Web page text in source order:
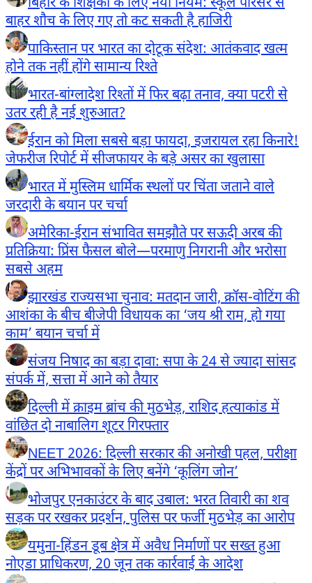
बाहर शौच के लिए गए तो कट सकती है हाजिरी
पाकिस्तान पर भारत का दोटूक संदेश: आतंकवाद खत्म
होने तक नहीं होंगे सामान्य रिश्ते
भारत-बांग्लादेश रिश्तों में फिर बढ़ा तनाव, क्या पटरी से
उतर रही है नई शुरुआत?
ईरान को मिला सबसे बड़ा फायदा, इजरायल रहा किनारे!
जेफरीज रिपोर्ट में सीजफायर के बड़े असर का खुलासा
भारत में मुस्लिम धार्मिक स्थलों पर चिंता जताने वाले
जरदारी के बयान पर चर्चा
अमेरिका-ईरान संभावित समझौते पर सऊदी अरब की
प्रतिक्रिया: प्रिंस फैसल बोले—परमाणु निगरानी और भरोसा
सबसे अहम
झारखंड राज्यसभा चुनाव: मतदान जारी, क्रॉस-वोटिंग की
आशंका के बीच बीजेपी विधायक का ‘जय श्री राम, हो गया
काम’ बयान चर्चा में
संजय निषाद का बड़ा दावा: सपा के 24 से ज्यादा सांसद
संपर्क में, सत्ता में आने को तैयार
दिल्ली में क्राइम ब्रांच की मुठभेड़, राशिद हत्याकांड में
वांछित दो नाबालिग शूटर गिरफ्तार
NEET 2026: दिल्ली सरकार की अनोखी पहल, परीक्षा
केंद्रों पर अभिभावकों के लिए बनेंगे ‘कूलिंग जोन’
भोजपुर एनकाउंटर के बाद उबाल: भरत तिवारी का शव
सड़क पर रखकर प्रदर्शन, पुलिस पर फर्जी मुठभेड़ का आरोप
यमुना-हिंडन डूब क्षेत्र में अवैध निर्माणों पर सख्त हुआ
नोएडा प्राधिकरण, 20 जून तक कार्रवाई के आदेश